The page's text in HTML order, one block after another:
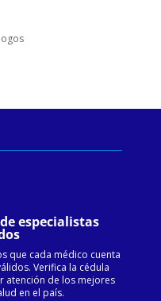
especialistas
que cada médico cuenta
Verifica la cédula
atención de los mejores
en el país.